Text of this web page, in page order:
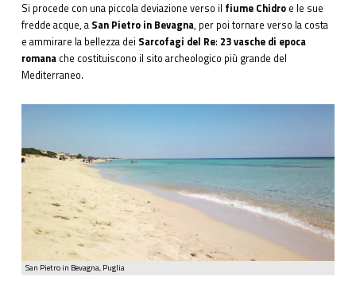
Si procede con una piccola deviazione verso il fiume Chidro e le sue
fredde acque, a San Pietro in Bevagna, per poi tornare verso la costa
e ammirare la bellezza dei Sarcofagi del Re: 23 vasche di epoca
romanache costituiscono il sito archeologico più grande del
Mediterraneo.
San Pietro in Bevagna, Puglia